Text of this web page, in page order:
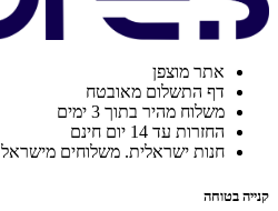
אתר מוצפן
דף התשלום מאובטח
משלוח מהיר בתוך 3 ימים
החזרות עד 14 יום חינם
חנות ישראלית. משלוחים מישראל
קנייה בטוחה